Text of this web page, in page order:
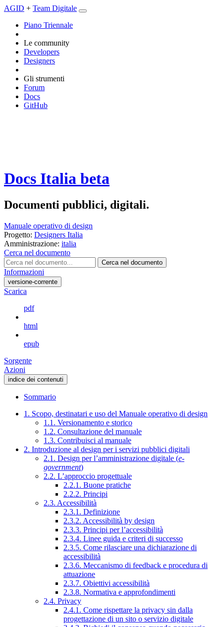
AGID + Team Digitale
Piano Triennale
Le community
Developers
Designers
Gli strumenti
Forum
Docs
GitHub
Docs Italia beta
Documenti pubblici, digitali.
Manuale operativo di design
Progetto: Designers Italia
Amministrazione: italia
Cerca nel documento
Cerca nel documento
Informazioni
versione-corrente
Scarica
pdf
html
epub
Sorgente
Azioni
indice dei contenuti
Sommario
1. Scopo, destinatari e uso del Manuale operativo di design
1.1. Versionamento e storico
1.2. Consultazione del manuale
1.3. Contribuisci al manuale
2. Introduzione al design per i servizi pubblici digitali
2.1. Design per l’amministrazione digitale (e-
government)
2.2. L’approccio progettuale
2.2.1. Buone pratiche
2.2.2. Principi
2.3. Accessibilità
2.3.1. Definizione
2.3.2. Accessibilità by design
2.3.3. Principi per l’accessibilità
2.3.4. Linee guida e criteri di successo
2.3.5. Come rilasciare una dichiarazione di
accessibilità
2.3.6. Meccanismo di feedback e procedura di
attuazione
2.3.7. Obiettivi accessibilità
2.3.8. Normativa e approfondimenti
2.4. Privacy
2.4.1. Come rispettare la privacy sin dalla
progettazione di un sito o servizio digitale